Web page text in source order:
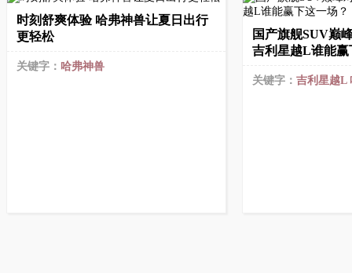
时刻舒爽体验 哈弗神兽让夏日出行
更轻松
关键字： 哈弗神兽
国产旗舰SUV巅
吉利星越L谁能赢
关键字： 吉利星越L